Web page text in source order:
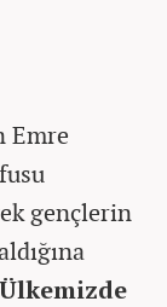
Emre
gençlerin